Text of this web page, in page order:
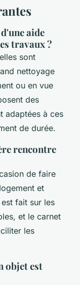
aide
travaux ?
sont
nettoyage
ou en vue
des
adaptées à ces
de durée.
rencontre
de faire
et
fait sur les
et le carnet
les
objet est